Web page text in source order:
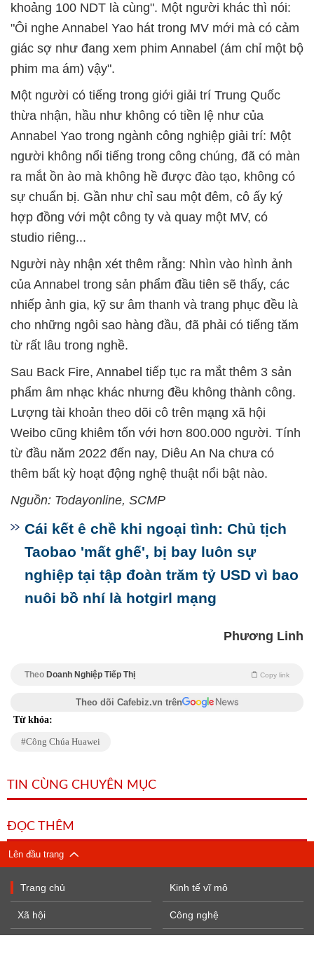
khoảng 100 NDT là cùng". Một người khác thì nói:
"Ôi nghe Annabel Yao hát trong MV mới mà có cảm
giác sợ như đang xem phim Annabel (ám chỉ một bộ
phim ma ám) vậy".
Một người có tiếng trong giới giải trí Trung Quốc
thừa nhận, hầu như không có tiền lệ như của
Annabel Yao trong ngành công nghiệp giải trí: Một
người không nổi tiếng trong công chúng, đã có màn
ra mắt ồn ào mà không hề được đào tạo, không có
sự chuẩn bị. Gần như chỉ sau một đêm, cô ấy ký
hợp đồng với một công ty và quay một MV, có
studio riêng...
Người này nhận xét thêm rằng: Nhìn vào hình ảnh
của Annabel trong sản phẩm đầu tiên sẽ thấy, các
nhiếp ảnh gia, kỹ sư âm thanh và trang phục đều là
cho những ngôi sao hàng đầu, đã phải có tiếng tăm
từ rất lâu trong nghề.
Sau Back Fire, Annabel tiếp tục ra mắt thêm 3 sản
phẩm âm nhạc khác nhưng đều không thành công.
Lượng tài khoản theo dõi cô trên mạng xã hội
Weibo cũng khiêm tốn với hơn 800.000 người. Tính
từ đầu năm 2022 đến nay, Diêu An Na chưa có
thêm bất kỳ hoạt động nghệ thuật nổi bật nào.
Nguồn: Todayonline, SCMP
Cái kết ê chề khi ngoại tình: Chủ tịch
Taobao 'mất ghế', bị bay luôn sự
nghiệp tại tập đoàn trăm tỷ USD vì bao
nuôi bồ nhí là hotgirl mạng
Phương Linh
Theo Doanh Nghiệp Tiếp Thị Copy link
Theo dõi Cafebiz.vn trên
Từ khóa:
Công Chúa Huawei
TIN CÙNG CHUYÊN MỤC
ĐỌC THÊM
Lên đầu trang
Trang chủ
Xã hội
Kinh tế vĩ mô
Công nghệ